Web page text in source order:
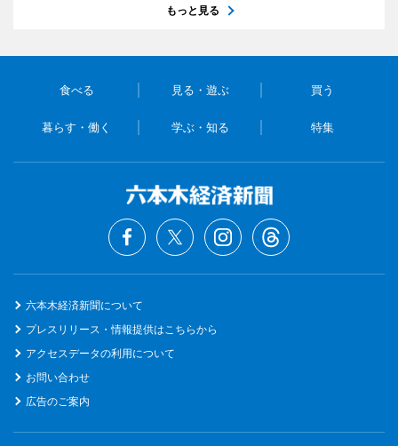
もっと見る
食べる 見る・遊ぶ 買う
暮らす・働く 学ぶ・知る 特集
六本木経済新聞について
プレスリリース・情報提供はこちらから
アクセスデータの利用について
お問い合わせ
広告のご案内